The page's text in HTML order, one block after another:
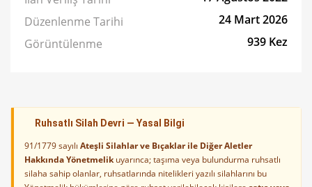
Düzenlenme Tarihi
24 Mart 2026
Görüntülenme
939 Kez
Ruhsatlı Silah Devri — Yasal Bilgi
91/1779 sayılı Ateşli Silahlar ve Bıçaklar ile Diğer Aletler
Hakkında Yönetmelikuyarınca; taşıma veya bulundurma ruhsatlı
silaha sahip olanlar, ruhsatlarında nitelikleri yazılı silahlarını bu